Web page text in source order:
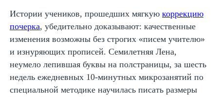
Истории учеников, прошедших мягкую коррекцию
почерка, убедительно доказывают: качественные
изменения возможны без строгих «писем учителю»
и изнуряющих прописей. Семилетняя Лена,
неумело лепившая буквы на полстраницы, за шесть
недель ежедневных 10-минутных микрозанятий по
специальной методике научилась писать размеры
Нейрокурс
Отзывы
Лицензия на образование
Блог